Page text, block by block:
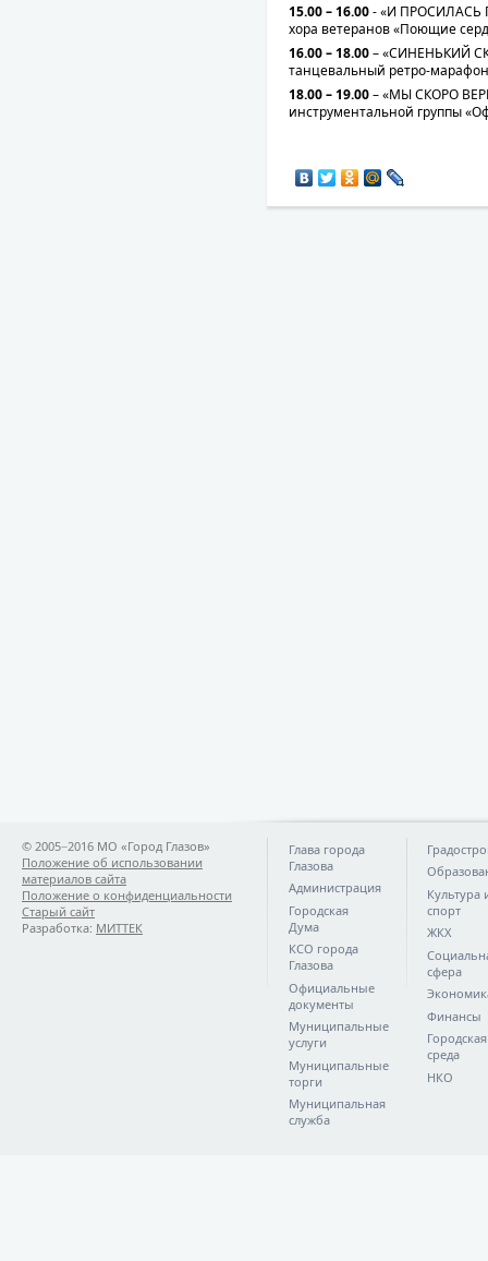
15.00 – 16.00- «И ПРОСИЛАСЬ
хора ветеранов «Поющие
16.00 – 18.00– «СИНЕНЬКИЙ
танцевальный ретро-
18.00 – 19.00– «МЫ СКОРО
инструментальной группы
© 2005−2016 МО «Город Глазов»
Положение об использовании
материалов сайта
Положение о конфиденциальности
Старый сайт
Разработка: МИТТЕК
Глава города
Глазова
Администрация
Городская
Дума
КСО города
Глазова
Официальные
документы
Муниципальные
услуги
Муниципальные
торги
Муниципальная
служба
Культура
спорт
ЖКХ
сфера
Финансы
Городская
среда
НКО